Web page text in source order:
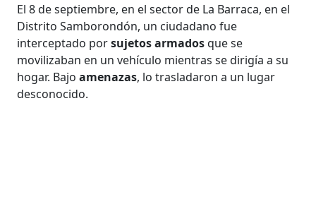
El 8 de septiembre, en el sector de La Barraca, en el
Distrito Samborondón, un ciudadano fue
interceptado porsujetos armadosque se
movilizaban en un vehículo mientras se dirigía a su
hogar. Bajoamenazas, lo trasladaron a un lugar
desconocido.